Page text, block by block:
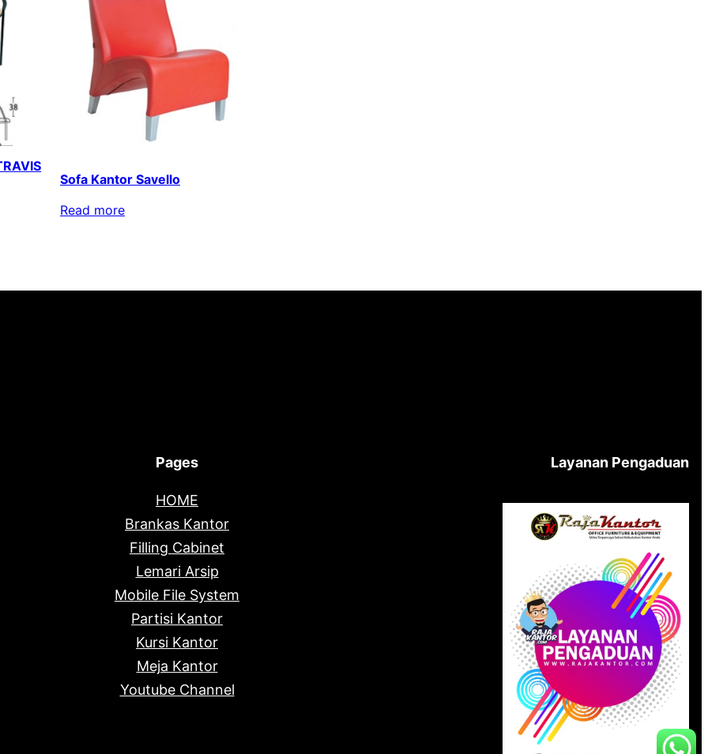
Sofa Kantor Savello
Read more
Pages
HOME
Brankas Kantor
Filling Cabinet
Lemari Arsip
Mobile File System
Partisi Kantor
Kursi Kantor
Meja Kantor
Youtube Channel
Layanan Pengaduan